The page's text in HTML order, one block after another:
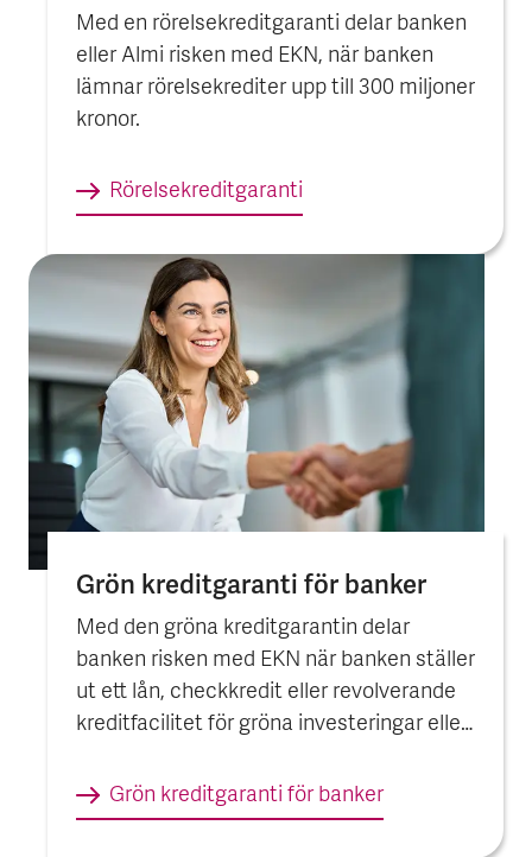
Med en rörelsekreditgaranti delar banken
eller Almi risken med EKN, när banken
lämnar rörelsekrediter upp till 300 miljoner
kronor.
Rörelse­kredit­garanti
Grön kredit­garanti för banker
Med den gröna kreditgarantin delar
banken risken med EKN när banken ställer
ut ett lån, checkkredit eller revolverande
kreditfacilitet för gröna investeringar eller
Grön kredit­garanti för banker